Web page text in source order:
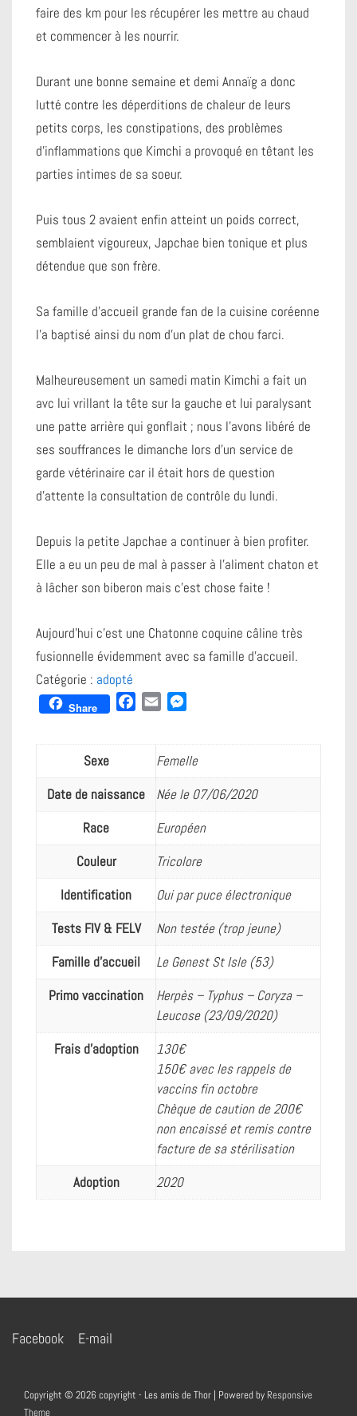
faire des km pour les récupérer les mettre au chaud
et commencer à les nourrir.
Durant une bonne semaine et demi Annaïg a donc
lutté contre les déperditions de chaleur de leurs
petits corps, les constipations, des problèmes
d’inflammations que Kimchi a provoqué en têtant les
parties intimes de sa soeur.
Puis tous 2 avaient enfin atteint un poids correct,
semblaient vigoureux, Japchae bien tonique et plus
détendue que son frère.
Sa famille d’accueil grande fan de la cuisine coréenne
l’a baptisé ainsi du nom d’un plat de chou farci.
Malheureusement un samedi matin Kimchi a fait un
avc lui vrillant la tête sur la gauche et lui paralysant
une patte arrière qui gonflait ; nous l’avons libéré de
ses souffrances le dimanche lors d’un service de
garde vétérinaire car il était hors de question
d’attente la consultation de contrôle du lundi.
Depuis la petite Japchae a continuer à bien profiter.
Elle a eu un peu de mal à passer à l’aliment chaton et
à lâcher son biberon mais c’est chose faite !
Aujourd’hui c’est une Chatonne coquine câline très
fusionnelle évidemment avec sa famille d’accueil.
Catégorie : adopté
Share
b
o
o
i
l
s
e
n
g
e
Sexe
Femelle
Date de naissance
Née le 07/06/2020
Race
Européen
Couleur
Tricolore
Identification
Oui par puce électronique
Tests FIV & FELV
Non testée (trop jeune)
Famille d'accueil
Le Genest St Isle (53)
Primo vaccination
Herpès – Typhus – Coryza –
Leucose (23/09/2020)
Frais d'adoption
130€
150€ avec les rappels de
vaccins fin octobre
Chèque de caution de 200€
non encaissé et remis contre
facture de sa stérilisation
Adoption
2020
Menu
bas
Facebook E-mail
Copyright © 2026 copyright - Les amis de Thor | Powered by Responsive
Theme